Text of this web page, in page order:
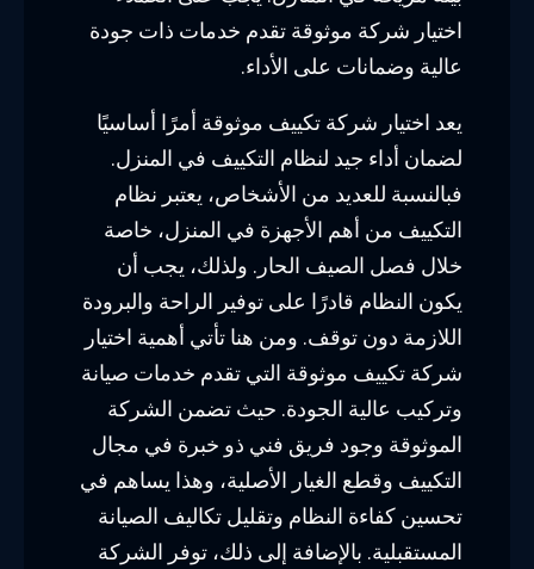
اختيار شركة موثوقة تقدم خدمات ذات جودة
عالية وضمانات على الأداء.
يعد اختيار شركة تكييف موثوقة أمرًا أساسيًا
لضمان أداء جيد لنظام التكييف في المنزل.
فبالنسبة للعديد من الأشخاص، يعتبر نظام
التكييف من أهم الأجهزة في المنزل، خاصة
خلال فصل الصيف الحار. ولذلك، يجب أن
يكون النظام قادرًا على توفير الراحة والبرودة
اللازمة دون توقف. ومن هنا تأتي أهمية اختيار
شركة تكييف موثوقة التي تقدم خدمات صيانة
وتركيب عالية الجودة. حيث تضمن الشركة
الموثوقة وجود فريق فني ذو خبرة في مجال
التكييف وقطع الغيار الأصلية، وهذا يساهم في
تحسين كفاءة النظام وتقليل تكاليف الصيانة
المستقبلية. بالإضافة إلى ذلك، توفر الشركة